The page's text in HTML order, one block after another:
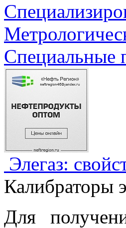
Специальные
Элегаз:
Калибраторы
Для